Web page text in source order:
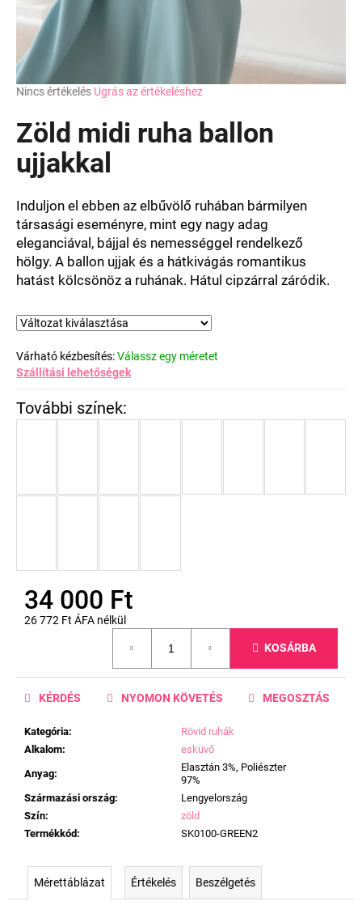
A
átlagos
értékelése
ből
csillag.
Nincs értékelés Ugrás az értékeléshez
Zöld midi ruha ballon
ujjakkal
Induljon el ebben az elbűvölő ruhában bármilyen
társasági eseményre, mint egy nagy adag
eleganciával, bájjal és nemességgel rendelkező
hölgy. A ballon ujjak és a hátkivágás romantikus
hatást kölcsönöz a ruhának. Hátul cipzárral záródik.
Várható kézbesítés:Válassz egy méretet
Szállítási lehetőségek
34 000 Ft
26 772 Ft ÁFA nélkül
KOSÁRBA
Kategória:
Rövid ruhák
Alkalom:
esküvő
Anyag:
Elasztán 3%, Poliészter
97%
Származási ország:
Lengyelország
Szín:
zöld
Termékkód : SK0100-GREEN2
KÉRDÉS NYOMON KÖVETÉS MEGOSZTÁS
Mérettáblázat Értékelés Beszélgetés